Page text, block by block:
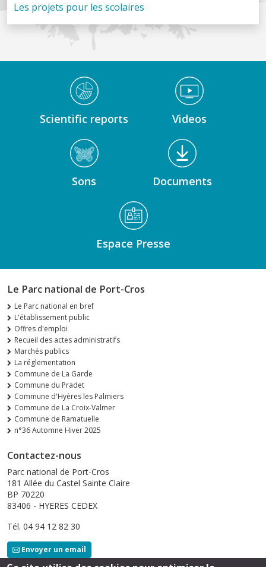
Les projets pour les scolaires
Médiathèque Footer
Scientific reports Videos
Sons Documents
Espace Presse
Le Parc national de Port-Cros
Le Parc national en bref
L'établissement public
Offres d'emploi
Recueil des actes administratifs
Marchés publics
La réglementation
Commune de La Garde
Commune du Pradet
Commune d'Hyères les Palmiers
Commune de La Croix-Valmer
Commune de Ramatuelle
n°36 Automne Hiver 2025
Contactez-nous
Parc national de Port-Cros
181 Allée du Castel Sainte Claire
BP 70220
83406 - HYERES CEDEX
Tél. 04 94 12 82 30
Envoyer un email